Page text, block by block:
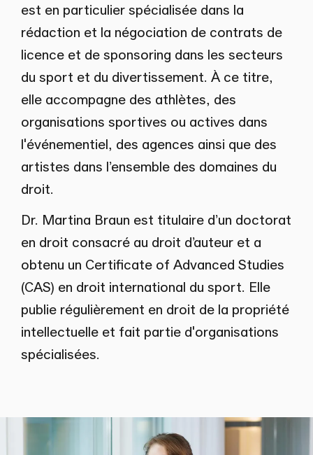
est en particulier spécialisée dans la
rédaction et la négociation de contrats de
licence et de sponsoring dans les secteurs
du sport et du divertissement. À ce titre,
elle accompagne des athlètes, des
organisations sportives ou actives dans
l'événementiel, des agences ainsi que des
artistes dans l’ensemble des domaines du
droit.
Dr. Martina Braun est titulaire d’un doctorat
en droit consacré au droit d’auteur et a
obtenu un Certificate of Advanced Studies
(CAS) en droit international du sport. Elle
publie régulièrement en droit de la propriété
intellectuelle et fait partie d'organisations
spécialisées.